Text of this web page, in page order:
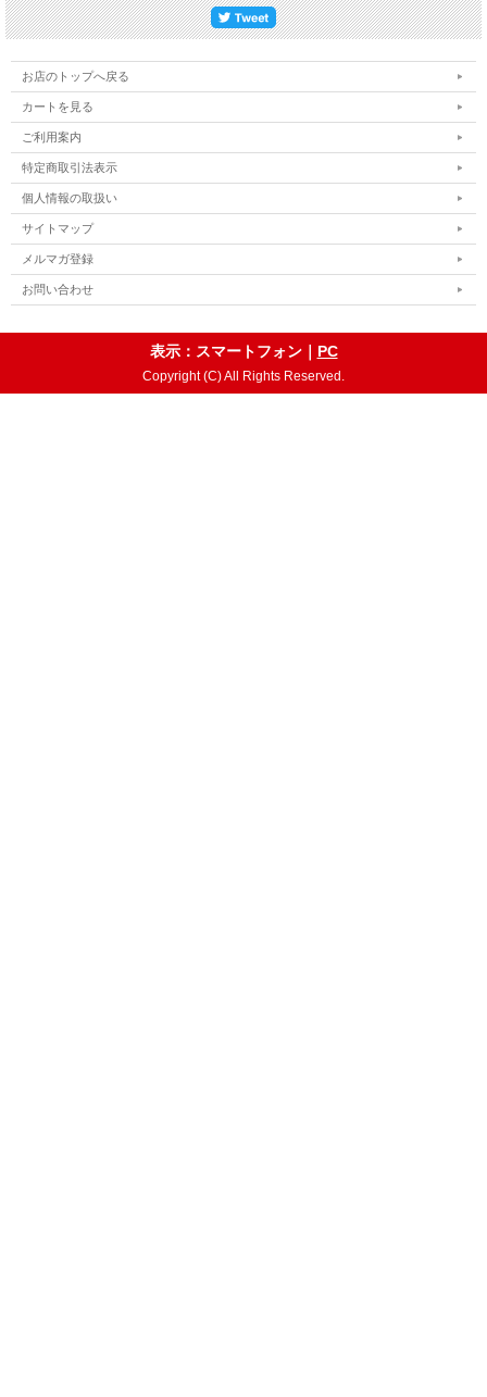
お店のトップへ戻る
カートを見る
ご利用案内
特定商取引法表示
個人情報の取扱い
サイトマップ
メルマガ登録
お問い合わせ
表示：スマートフォン｜ PC
Copyright (C) All Rights Reserved.